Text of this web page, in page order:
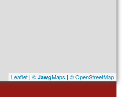
Leaflet | © JawgMaps | © OpenStreetMap